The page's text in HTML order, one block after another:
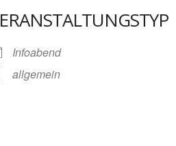
Infoabend
allgemein